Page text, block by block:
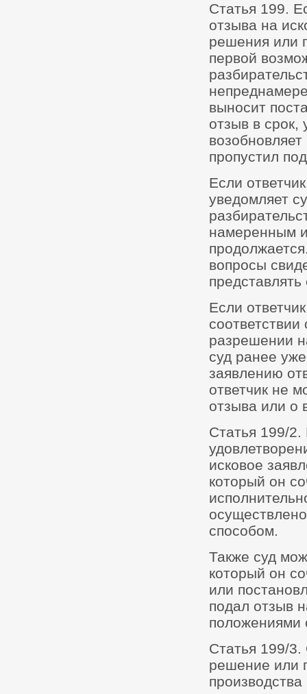
Статья 199.
отзыва на
решения или
первой
выносит
отзыв в срок,
пропустил
Если
уведомляет
намеренным
вопросы
представлять
Если
разрешении
суд ранее
заявлению
ответчик не
отзыва или о
Статья 199/
исковое
который он
способом.
Также суд
который он
или
подал отзыв
положениями
Статья 199/3.
решение или